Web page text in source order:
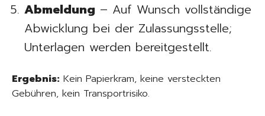
Abmeldung – Auf Wunsch vollständige
Abwicklung bei der Zulassungsstelle;
Unterlagen werden bereitgestellt.
Ergebnis: Kein Papierkram, keine versteckten
Gebühren, kein Transportrisiko.